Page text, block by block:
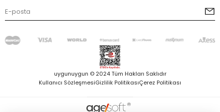
uygunuygun © 2024 Tüm Hakları Saklıdır
Kullanıcı SözleşmesiGizlilik PolitikasıÇerez Politikası